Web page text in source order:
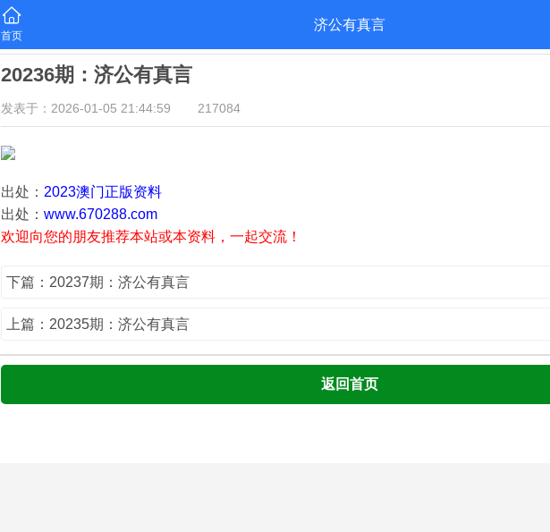
首页
济公有真言
20236期：济公有真言
发表于：2026-01-05 21:44:59 217084
出处： 2023澳门正版资料
出处： www.670288.com
欢迎向您的朋友推荐本站或本资料，一起交流！
下篇：20237期：济公有真言
上篇：20235期：济公有真言
返回首页